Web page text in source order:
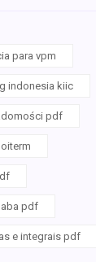
para vpm
indonesia kiic
pdf
pdf
e integrais pdf